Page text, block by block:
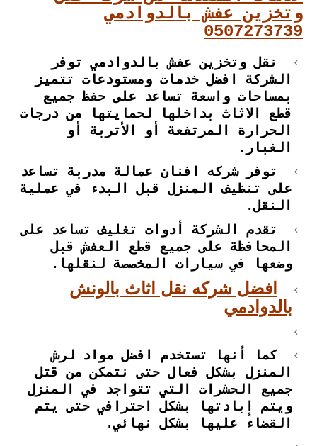
وتخزين عفش بالدوادمي
0507273739
نقل وتخزين عفش بالدوادمي توفر
الشركة افضل خدمات ومستودعات تتميز
بمساحات واسعة تساعد على حفظ جميع
قطع الاثاث بداخلها لحمايتها من درجات
الحرارة المرتفعة أو الأتربة أو
الغبار.
توفر شركه افنان عمالة مدربة تساعد
على تنظيف المنزل قبل البدء في عملية
النقل.
تقدم الشركة أدوات تغليف تساعد على
المحافظة على جميع قطع العفش قبل
وضعها في سيارات المخصصة لنقلها.
افضل شركه نقل اثاث بالونش
بالدوادمي
كما أنها تستخدم افضل مواد لرش
المنزل بشكل فعال حتى نتمكن من قتل
جميع الحشرات التي تتواجد في المنزل
ويتم إبادتها بشكل احترافي حتى يتم
القضاء عليها بشكل نهائي.